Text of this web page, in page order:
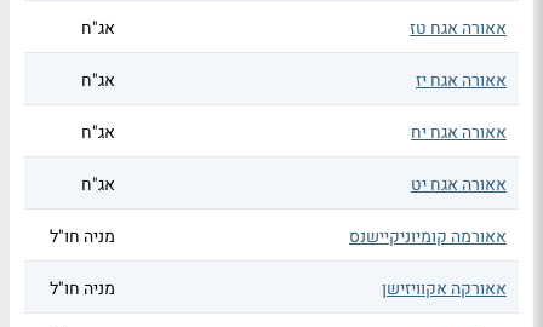
אאורה אגח טז אג"ח
אאורה אגח יז אג"ח
אאורה אגח יח אג"ח
אאורה אגח יט אג"ח
אאורמה קומיוניקיישנס מניה חו"ל
אאורקה אקוויזישן מניה חו"ל